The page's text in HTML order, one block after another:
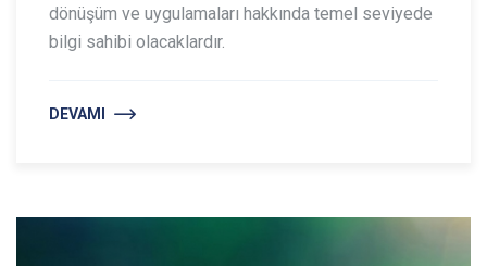
dönüşüm ve uygulamaları hakkında temel seviyede
bilgi sahibi olacaklardır.
DEVAMI